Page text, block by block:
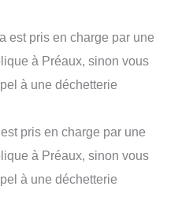
est pris en charge par une
à Préaux, sinon vous
à une déchetterie
pris en charge par une
à Préaux, sinon vous
à une déchetterie